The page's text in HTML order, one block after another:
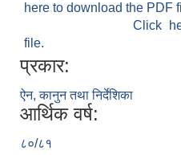
here to download the PDF
Click
file.
प्रकार:
ऐन, कानुन तथा निर्देशिका
आर्थिक वर्ष:
८०/८१